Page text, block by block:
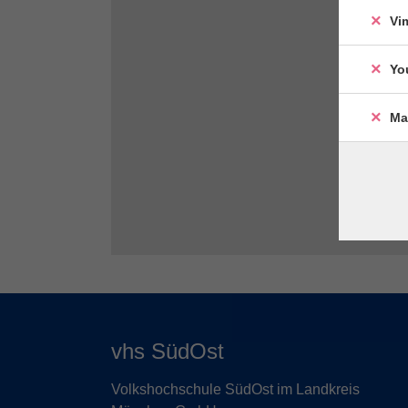
vhs SüdOst
Volkshochschule SüdOst im Landkreis